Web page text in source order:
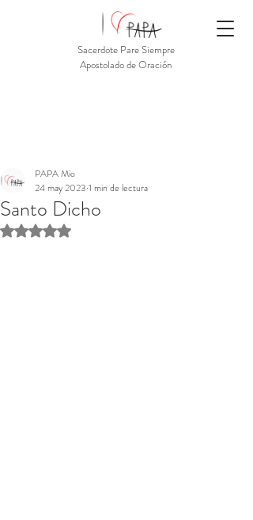
Sacerdote Pare Siempre
Apostolado de Oración
Santo Dicho
PAPA Mio
24 may 2023 1 min de lectura
Obtuvo NaN de 5 estrellas.